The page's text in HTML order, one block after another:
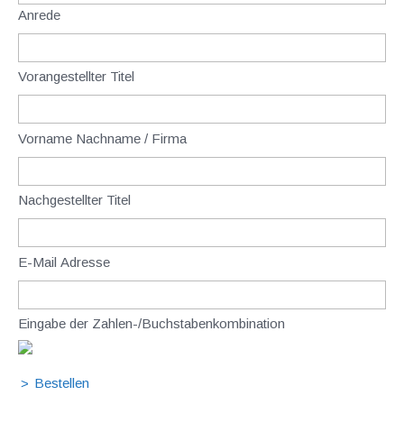
Anrede
Vorangestellter Titel
Vorname Nachname / Firma
Nachgestellter Titel
E-Mail Adresse
Eingabe der Zahlen-/Buchstabenkombination